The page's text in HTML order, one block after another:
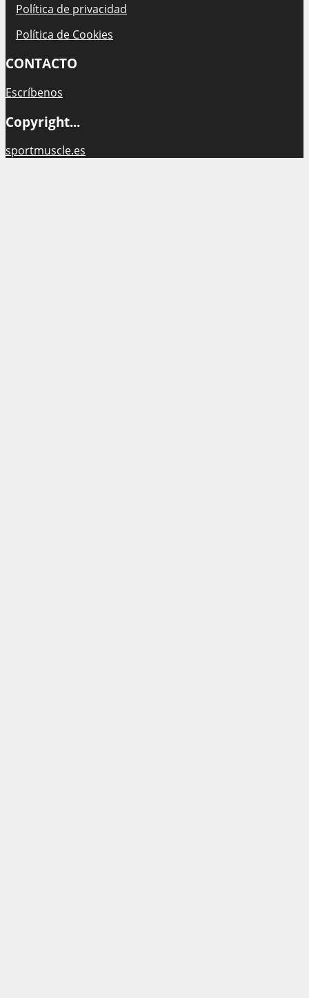
Política de privacidad
Política de Cookies
CONTACTO
Escríbenos
Copyright...
sportmuscle.es